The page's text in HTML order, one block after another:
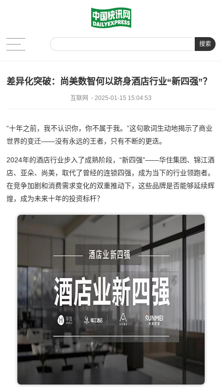
搜索
差异化突破：尚美数智何以跻身酒店行业“新四强”？
互联网 2025-01-15 15:04:53
“十年之前，我不认识你，你不属于我。”这句歌词生动地揭示了商业
世界的变迁——没有永远的王者，只有不断的更迭。
2024年的酒店行业步入了成熟阶段，“新四强”——华住集团、锦江酒
店、亚朵、尚美，取代了曾经的连锁四强，成为当下的行业领跑者。
在竞争加剧和消费需求变化的双重推动下，这些品牌是否能够延续辉
煌，成为未来十年的投资标杆？